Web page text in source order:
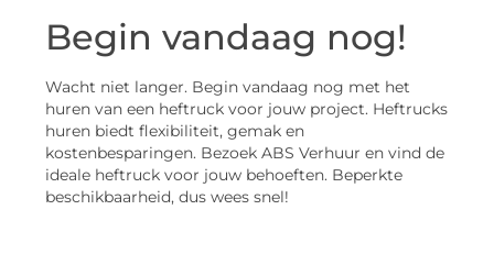
Begin vandaag nog!
Wacht niet langer. Begin vandaag nog met het
huren van een heftruck voor jouw project. Heftrucks
huren biedt flexibiliteit, gemak en
kostenbesparingen. Bezoek ABS Verhuur en vind de
ideale heftruck voor jouw behoeften. Beperkte
beschikbaarheid, dus wees snel!